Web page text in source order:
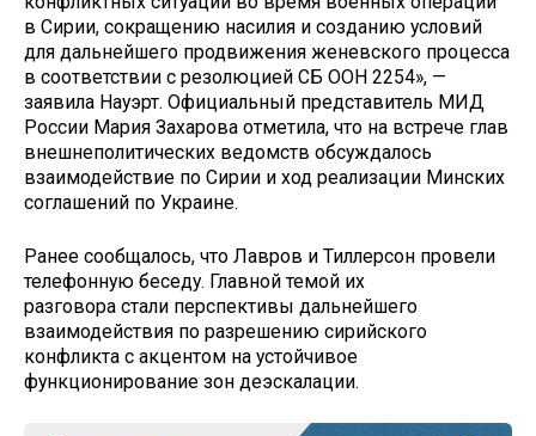
в Сирии, сокращению насилия и созданию условий
для дальнейшего продвижения женевского процесса
в соответствии с резолюцией СБ ООН 2254», —
заявила Науэрт. Официальный представитель МИД
России Мария Захарова отметила, что на встрече глав
внешнеполитических ведомств обсуждалось
взаимодействие по Сирии и ход реализации Минских
соглашений по Украине.
Ранее сообщалось, что Лавров и Тиллерсон провели
телефонную беседу. Главной темой их
разговора стали перспективы дальнейшего
взаимодействия по разрешению сирийского
конфликта с акцентом на устойчивое
функционирование зон деэскалации.